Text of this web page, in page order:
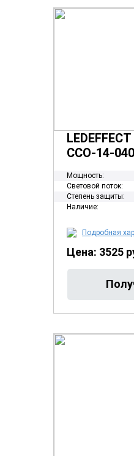
ССО-14-
Мощность:
Световой поток:
Степень защиты:
Наличие:
Подробная
Цена: 3525